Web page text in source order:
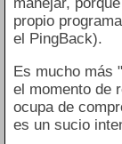
propio
el PingBack).
Es mucho más "
el momento de
ocupa de
es un sucio